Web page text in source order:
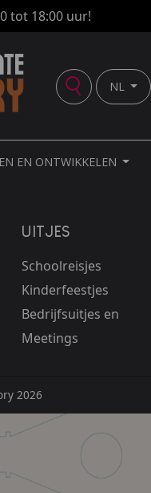
tot 18:00 uur!
NL
EN ONTWIKKELEN
UITJES
Schoolreisjes
Kinderfeestjes
Bedrijfsuitjes en
Meetings
2026